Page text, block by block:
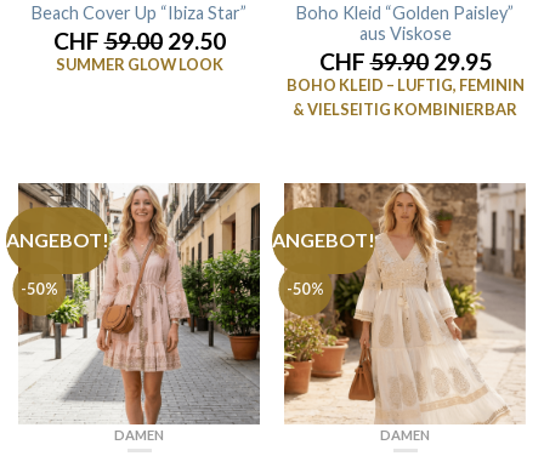
Beach Cover Up “Ibiza Star”
CHF59.0029.50
SUMMER GLOW LOOK
Boho Kleid “Golden Paisley”
aus Viskose
CHF59.9029.95
BOHO KLEID – LUFTIG, FEMININ
& VIELSEITIG KOMBINIERBAR
-50%
ANGEBOT!
DAMEN
-50%
ANGEBOT!
DAMEN